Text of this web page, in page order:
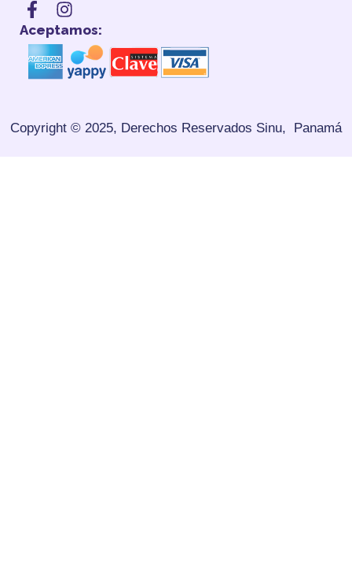
Aceptamos:
Copyright © 2025, Derechos Reservados Sinu, Panamá